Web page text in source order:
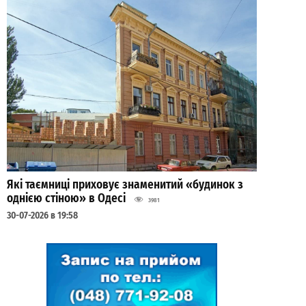
Які таємниці приховує знаменитий «будинок з
однією стіною» в Одесі
3981
30-07-2026 в 19:58